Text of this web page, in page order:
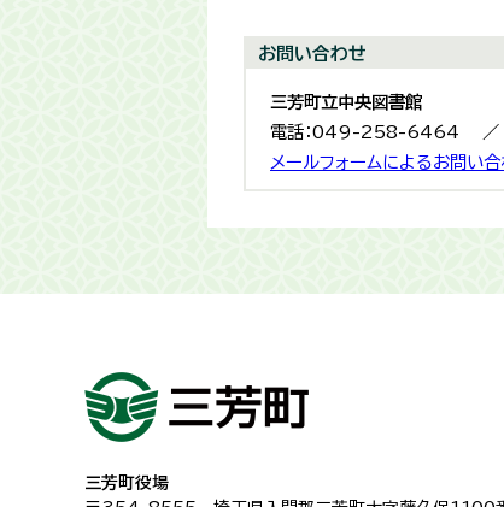
お問い合わせ
三芳町立中央図書館
電話：049-258-6464
メールフォームによるお問い合
三芳町役場